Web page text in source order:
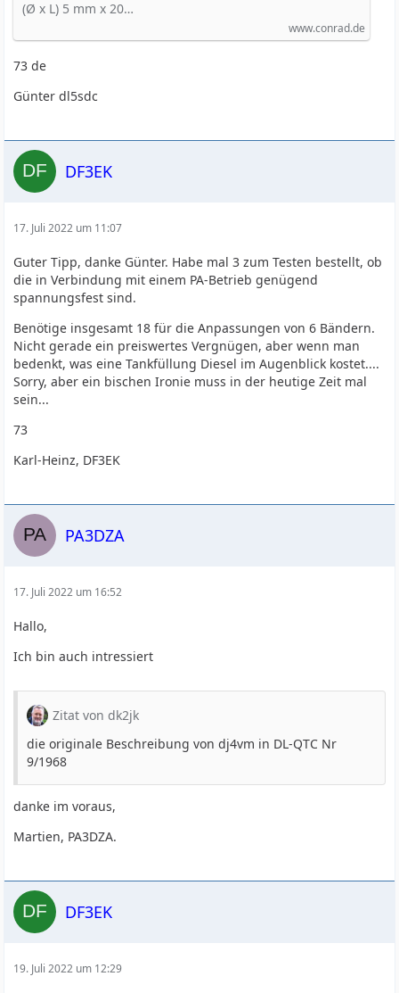
(Ø x L) 5 mm x 20…
www.conrad.de
73 de
Günter dl5sdc
DF3EK
17. Juli 2022 um 11:07
Guter Tipp, danke Günter. Habe mal 3 zum Testen bestellt, ob
die in Verbindung mit einem PA-Betrieb genügend
spannungsfest sind.
Benötige insgesamt 18 für die Anpassungen von 6 Bändern.
Nicht gerade ein preiswertes Vergnügen, aber wenn man
bedenkt, was eine Tankfüllung Diesel im Augenblick kostet....
Sorry, aber ein bischen Ironie muss in der heutige Zeit mal
sein...
73
Karl-Heinz, DF3EK
PA3DZA
17. Juli 2022 um 16:52
Hallo,
Ich bin auch intressiert
Zitat von dk2jk
die originale Beschreibung von dj4vm in DL-QTC Nr
9/1968
danke im voraus,
Martien, PA3DZA.
DF3EK
19. Juli 2022 um 12:29